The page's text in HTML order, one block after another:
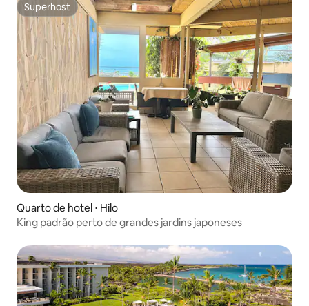
Superhost
Superhost
Quarto de hotel ⋅ Hilo
King padrão perto de grandes jardins japoneses